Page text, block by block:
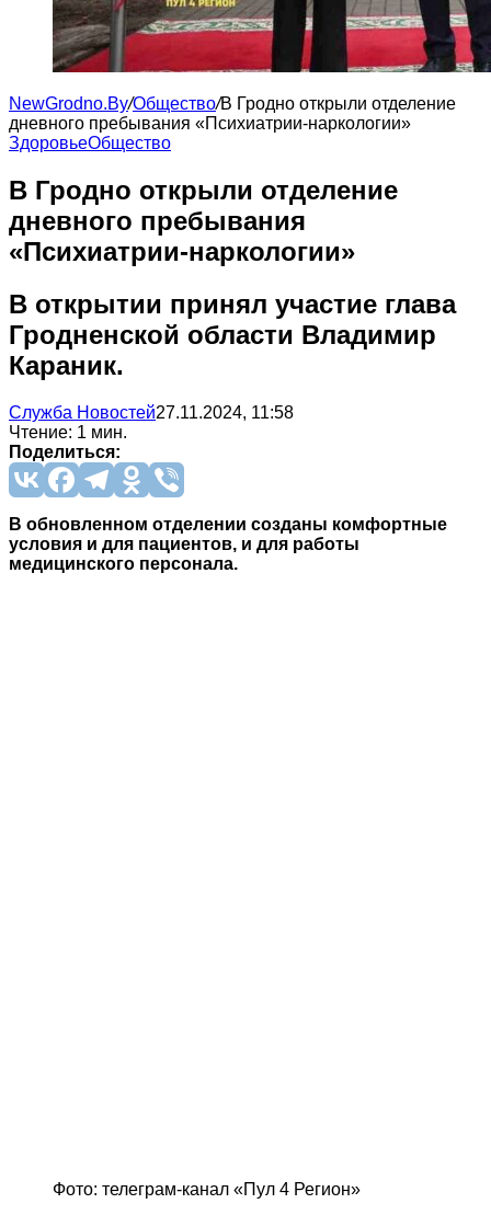
NewGrodno.By/Общество/В Гродно открыли отделение
дневного пребывания «Психиатрии-наркологии»
ЗдоровьеОбщество
В Гродно открыли отделение
дневного пребывания
«Психиатрии-наркологии»
В открытии принял участие глава
Гродненской области Владимир
Караник.
Служба Новостей27.11.2024, 11:58
Чтение: 1 мин.
Поделиться:
В обновленном отделении созданы комфортные
условия и для пациентов, и для работы
медицинского персонала.
Фото: телеграм-канал «Пул 4 Регион»